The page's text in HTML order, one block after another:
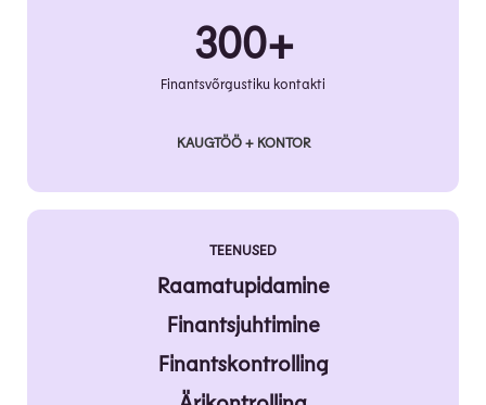
300+
Finantsvõrgustiku kontakti
KAUGTÖÖ + KONTOR
TEENUSED
Raamatupidamine
Finantsjuhtimine
Finantskontrolling